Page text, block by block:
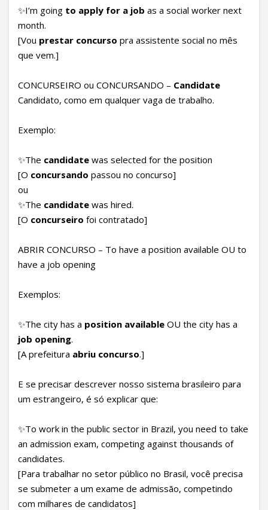
✨I’m going to apply for a job as a social worker next
month.
[Vou prestar concurso pra assistente social no mês
que vem.]
CONCURSEIRO ou CONCURSANDO – Candidate
Candidato, como em qualquer vaga de trabalho.
Exemplo:
✨The candidate was selected for the position
[O concursando passou no concurso]
ou
✨The candidate was hired.
[O concurseiro foi contratado]
ABRIR CONCURSO – To have a position available OU to
have a job opening
Exemplos:
✨The city has a position available OU the city has a
job opening.
[A prefeitura abriu concurso.]
E se precisar descrever nosso sistema brasileiro para
um estrangeiro, é só explicar que:
✨To work in the public sector in Brazil, you need to take
an admission exam, competing against thousands of
candidates.
[Para trabalhar no setor público no Brasil, você precisa
se submeter a um exame de admissão, competindo
com milhares de candidatos]